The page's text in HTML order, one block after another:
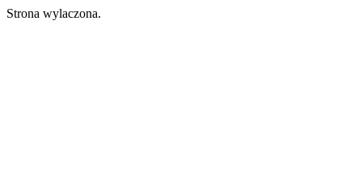
Strona wylaczona.